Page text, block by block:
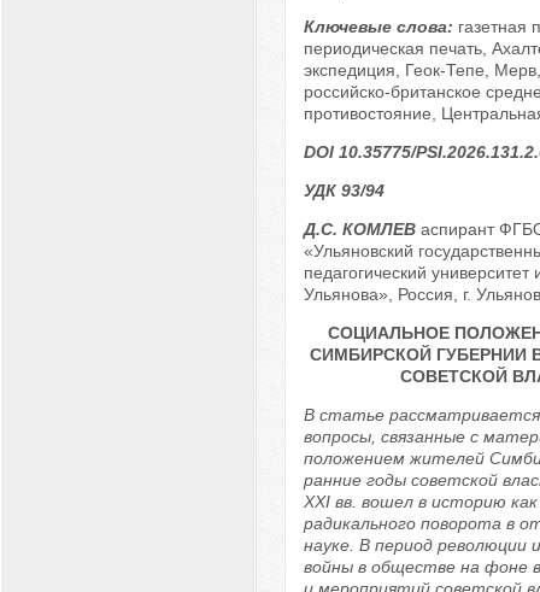
Ключевые слова: газетная
периодическая печать,
экспедиция, Геок-Тепе,
российско-британское
противостояние,
DOI 10.35775/
УДК 93/94
Д.С. КОМЛЕВаспирант
«Ульяновский
педагогический
Ульянова», Россия, г.
СОЦИАЛЬНОЕ
СИМБИРСКОЙ ГУБЕРНИИ
СОВЕТСКОЙ
В статье
вопросы, связанные с
положением жителей
ранние годы советской
XXI вв. вошел в историю
радикального поворота в
науке. В период революции
войны в обществе на фоне